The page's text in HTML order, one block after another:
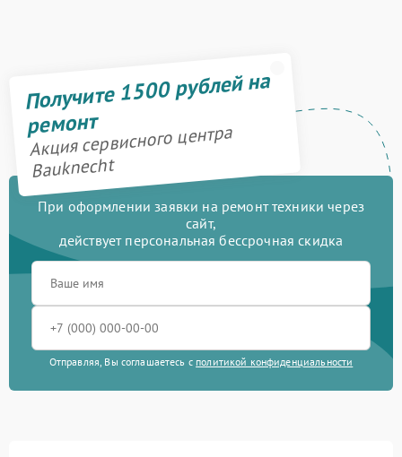
Получите 1500 рублей на
ремонт
Акция сервисного центра
Bauknecht
При оформлении заявки на ремонт техники через
сайт,
действует персональная бессрочная скидка
Отправляя, Вы соглашаетесь с политикой конфиденциальности